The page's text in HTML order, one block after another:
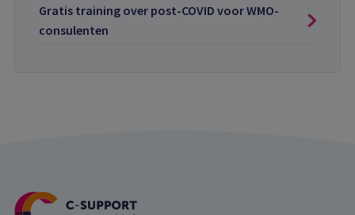
Gratis training over post-COVID voor WMO-
consulenten